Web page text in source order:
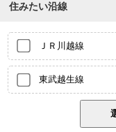
住みたい沿線
ＪＲ川越線
東武越生線